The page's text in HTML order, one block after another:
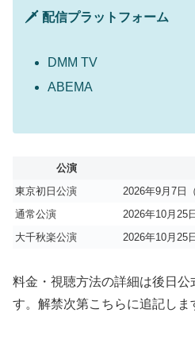
🗡 配信プラットフォーム
DMM TV
ABEMA
公演
東京初日公演
2026年9月7日
通常公演
2026年10月25
大千秋楽公演
2026年10月25
料金・視聴方法の詳細は後日
す。解禁次第こちらに追記しま